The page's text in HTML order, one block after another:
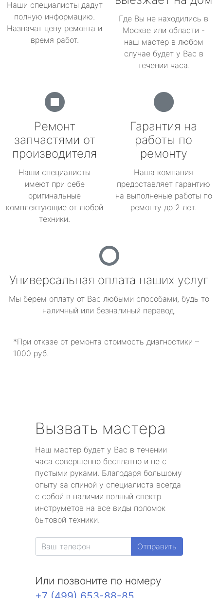
Наши специалисты дадут
полную информацию.
Назначат цену ремонта и
время работ.
Где Вы не находились в
Москве или области -
наш мастер в любом
случае будет у Вас в
течении часа.
Ремонт
запчастями от
производителя
Наши специалисты
имеют при себе
оригинальные
комплектующие от любой
техники.
Гарантия на
работы по
ремонту
Наша компания
предоставляет гарантию
на выполненые работы по
ремонту до 2 лет.
Универсальная оплата наших услуг
Мы берем оплату от Вас любыми способами, будь то
наличный или безналиный перевод.
*При отказе от ремонта стоимость диагностики –
1000 руб.
Вызвать мастера
Наш мастер будет у Вас в течении
часа совершенно бесплатно и не с
пустыми руками. Благодаря большому
опыту за спиной у специалиста всегда
с собой в наличии полный спектр
инструметов на все виды поломок
бытовой техники.
Отправить
Или позвоните по номеру